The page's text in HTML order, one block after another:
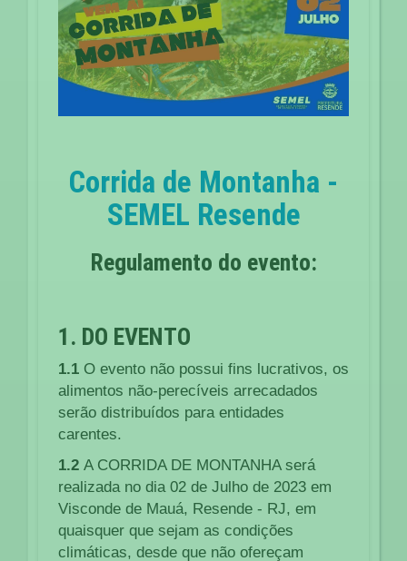
Corrida de Montanha -
SEMEL Resende
Regulamento do evento:
1. DO EVENTO
1.1 O evento não possui fins lucrativos, os
alimentos não-perecíveis arrecadados
serão distribuídos para entidades
carentes.
1.2 A CORRIDA DE MONTANHA será
realizada no dia 02 de Julho de 2023 em
Visconde de Mauá, Resende - RJ, em
quaisquer que sejam as condições
climáticas, desde que não ofereçam